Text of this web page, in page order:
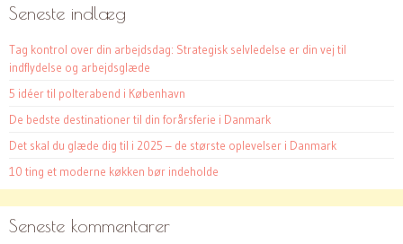
Seneste indlæg
Tag kontrol over din arbejdsdag: Strategisk selvledelse er din vej til
indflydelse og arbejdsglæde
5 idéer til polterabend i København
De bedste destinationer til din forårsferie i Danmark
Det skal du glæde dig til i 2025 – de største oplevelser i Danmark
10 ting et moderne køkken bør indeholde
Seneste kommentarer